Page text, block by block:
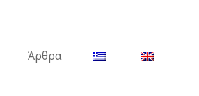
Άρθρα